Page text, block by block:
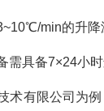
min的升降
需具备7×24小
术有限公司为